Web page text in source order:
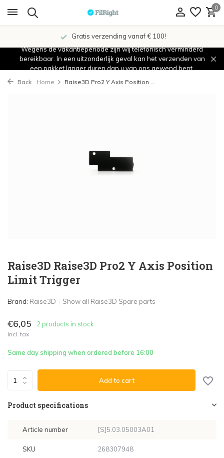
0
Gratis verzending vanaf € 100!
Wegens de vakantieperiode zijn wij telefonisch verminderd
bereikbaar. In een uitzonderlijk geval kan het verzenden van
een pakket langer duren dan u van ons gewend bent.
Back Home Raise3D Pro2 Y Axis Position ...
Raise3D Raise3D Pro2 Y Axis Position
Limit Trigger
Brand: Raise3D Show all Raise3D Spare parts
€6,05 2 products in stock
Incl. tax
Same day shipping when ordered before 16:00
Add to cart
Product specifications
Article number [S]5.03.05003A01
SKU 268307948